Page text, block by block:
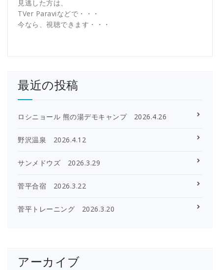
見逃した方は、
TVer Paraviなどで・・・
今なら、視聴できます・・・
最近の投稿
ロシニョール 熊の湯デモキャンプ 2026.4.26
野沢温泉 2026.4.12
サンメドウズ 2026.3.29
菅平合宿 2026.3.22
菅平トレーニング 2026.3.20
アーカイブ